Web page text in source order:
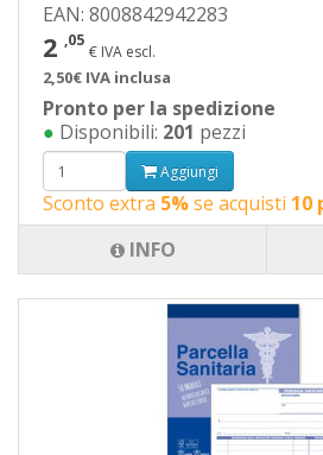
EAN: 8008842942283
2 ,05
€ IVA escl.
2,50€ IVA inclusa
Pronto per la spedizione
● Disponibili: 201 pezzi
Aggiungi
Sconto extra 5%se acquisti 10
INFO